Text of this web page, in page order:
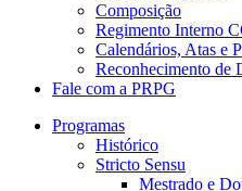
Composição
Regimento Interno
Calendários, Atas e
Reconhecimento de
Fale com a PRPG
Programas
Histórico
Stricto Sensu
Mestrado e